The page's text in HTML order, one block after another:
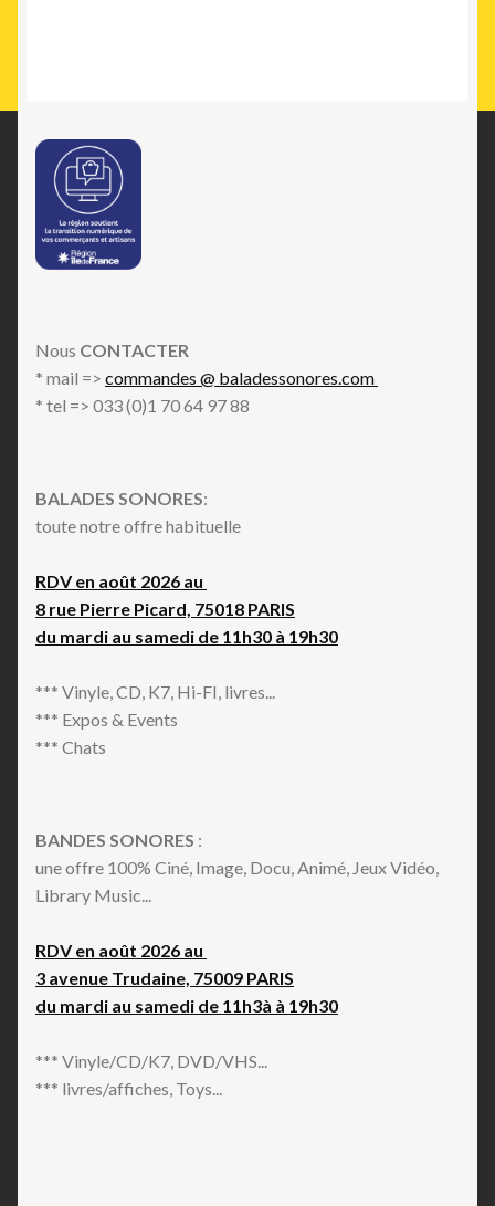
Nous CONTACTER
* mail => commandes @ baladessonores.com
* tel => 033 (0)1 70 64 97 88
BALADES SONORES:
toute notre offre habituelle
RDV en août 2026 au
8 rue Pierre Picard, 75018 PARIS
du mardi au samedi de 11h30 à 19h30
*** Vinyle, CD, K7, Hi-FI, livres...
*** Expos & Events
*** Chats
BANDES SONORES :
une offre 100% Ciné, Image, Docu, Animé, Jeux Vidéo,
Library Music...
RDV en août 2026 au
3 avenue Trudaine, 75009 PARIS
du mardi au samedi de 11h3à à 19h30
*** Vinyle/CD/K7, DVD/VHS...
*** livres/affiches, Toys...